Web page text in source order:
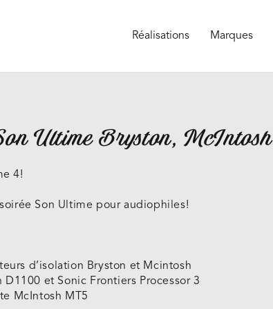
Réalisations Marques
Ultime Bryston, McIntosh
4!
Son Ultime pour audiophiles!
d’isolation Bryston et Mcintosh
et Sonic Frontiers Processor 3
McIntosh MT5